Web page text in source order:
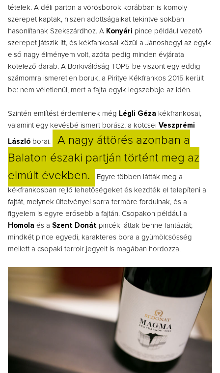
tételek. A déli parton a vörösborok korábban is komoly
szerepet kaptak, hiszen adottságaikat tekintve sokban
hasonlítanak Szekszárdhoz. A Konyári pince például vezető
szerepet játszik itt, és kékfankosai közül a Jánoshegyi az egyik
első nagy élményem volt, azóta pedig minden évjárata
kötelező darab. A Borkiválóság TOP5-be viszont egy eddig
számomra ismeretlen boruk, a Piritye Kékfrankos 2015 került
be: nem véletlenül, mert a fajta egyik legszebbje az idén.
Szintén említést érdemlenek még Légli Géza kékfrankosai,
valamint egy kevésbé ismert borász, a kötcsei Veszprémi
László borai.
A nagy áttörés azonban a
Balaton északi partján történt meg az
elmúlt években.
Egyre többen látták meg a
kékfrankosban rejlő lehetőségeket és kezdték el telepíteni a
fajtát, melynek ültetvényei sorra termőre fordulnak, és a
figyelem is egyre erősebb a fajtán. Csopakon például a
Homola és a Szent Donát pincék láttak benne fantáziát;
mindkét pince egyedi, karakteres bora a gyümölcsösség
mellett a csopaki terroir jegyeit is magában hordozza.